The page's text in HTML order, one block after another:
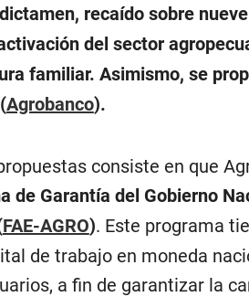
recaído sobre
del sector
familiar. Asimismo, se
Agrobanco).
consiste en que
de Garantía del Gobierno
FAE-AGRO). Este programa
de trabajo en moneda
a fin de garantizar la